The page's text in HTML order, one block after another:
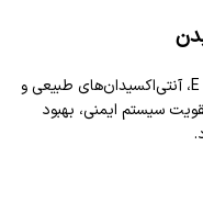
فرمول این محصول غنی از ویتامین C، ویتامین E، آنتی‌اکسیدان‌های طبیعی و
است که باعث تقویت سیستم ایمنی، بهبود